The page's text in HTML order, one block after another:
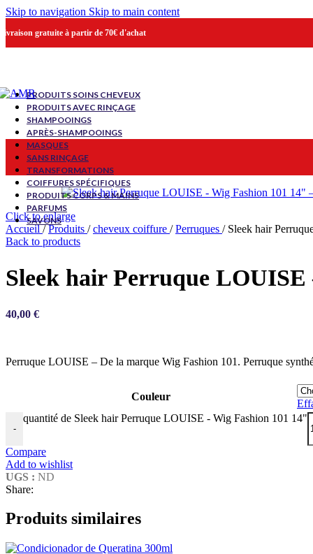
Skip to navigation Skip to main content
gratuite à partir de 70€ d'achat
PRODUITS SOINS CHEVEUX
PRODUITS AVEC RINÇAGE
SHAMPOOINGS
APRÈS-SHAMPOOINGS
MASQUES
SANS RINÇAGE
TRANSFORMATIONS
COIFFURES SPÉCIFIQUES
PRODUITS CORPS & MAINS
PARFUMS
SAVONS
Click to enlarge
Accueil/ Produits / cheveux coiffure / Perruques / Sleek hair
Back to products
Sleek hair Perruque LOUISE
40,00 €
Perruque LOUISE – De la marque Wig Fashion 101. Perruque
Couleur
-
quantité de Sleek hair Perruque LOUISE - Wig Fashion 101 14"
Compare
Add to wishlist
UGS : ND
Share:
Produits similaires